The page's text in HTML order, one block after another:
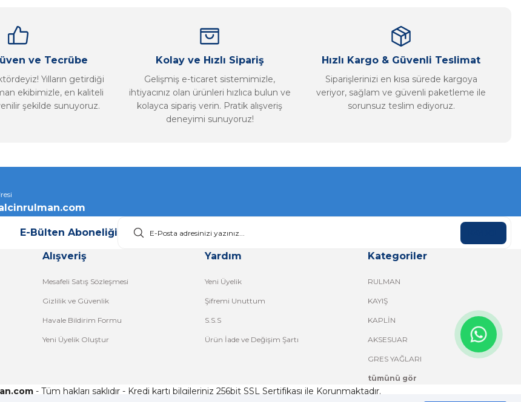
ve Tecrübe
Yılların getirdiği
ekibimizle, en kaliteli
şekilde sunuyoruz.
Kolay ve Hızlı Sipariş
Gelişmiş e-ticaret sistemimizle,
ihtiyacınız olan ürünleri hızlıca bulun ve
kolayca sipariş verin. Pratik alışveriş
deneyimi sunuyoruz!
Hızlı Kargo & Güvenli Teslimat
Siparişlerinizi en kısa sürede kargoya
veriyor, sağlam ve güvenli paketleme ile
sorunsuz teslim ediyoruz.
E-Bülten Aboneliği
Alışveriş
Mesafeli Satış Sözleşmesi
Gizlilik ve Güvenlik
Havale Bildirim Formu
Yeni Üyelik Oluştur
Yardım
Yeni Üyelik
Şifremi Unuttum
S.S.S
Ürün İade ve Değişim Şartı
Kategoriler
RULMAN
KAYIŞ
KAPLİN
AKSESUAR
GRES YAĞLARI
tümünü gör
- Tüm hakları saklıdır - Kredi kartı bilgileriniz 256bit SSL Sertifikası ile Korunmaktadır.